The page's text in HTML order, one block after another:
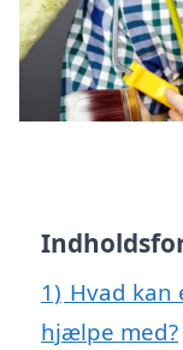
1) Hvad kan
hjælpe med?